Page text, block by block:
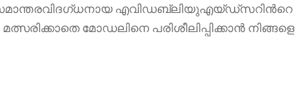
എവിഡബ്ലിയുഎയ്‌ഡ്‌സറിന്‍റെ
മോഡലിനെ പരിശീലിപ്പിക്കാൻ നിങ്ങളെ